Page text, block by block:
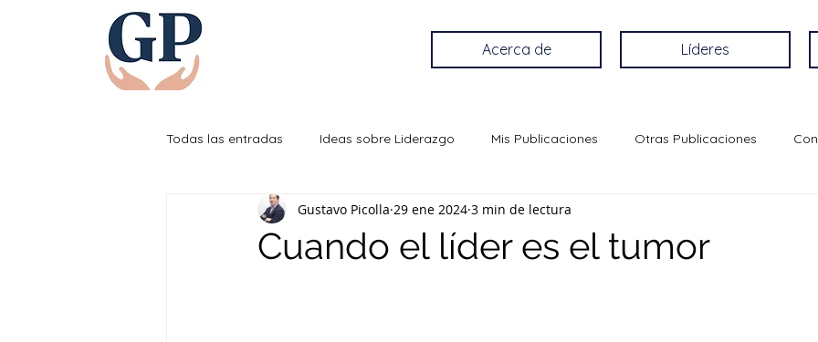
Acerca de Líderes
Todas las entradas Ideas sobre Liderazgo Mis Publicaciones Otras Publicaciones
Efectividad Personal
Cuando el líder es el tumor
Gustavo Picolla 29 ene 2024 3 min de lectura